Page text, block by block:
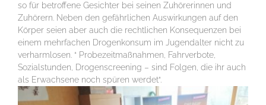
so für betroffene Gesichter bei seinen Zuhörerinnen und
Zuhörern. Neben den gefährlichen Auswirkungen auf den
Körper seien aber auch die rechtlichen Konsequenzen bei
einem mehrfachen Drogenkonsum im Jugendalter nicht zu
verharmlosen. “ Probezeitmaßnahmen, Fahrverbote,
Sozialstunden, Drogenscreening – sind Folgen, die ihr auch
als Erwachsene noch spüren werdet“.